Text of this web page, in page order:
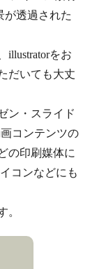
が透過された
illustratorをお
だいても大丈
ン・スライド
コンテンツの
の印刷媒体に
コンなどにも
。